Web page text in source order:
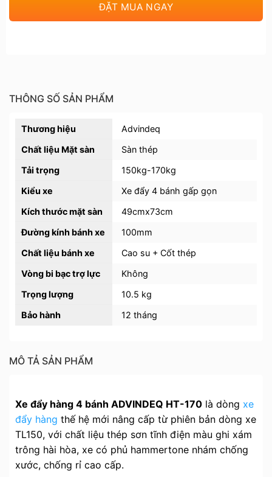
ĐẶT MUA NGAY
THÔNG SỐ SẢN PHẨM
Thương hiệu
Advindeq
Chất liệu Mặt sàn
Sàn thép
Tải trọng
150kg-170kg
Kiểu xe
Xe đẩy 4 bánh gấp gọn
Kích thước mặt sàn
49cmx73cm
Đường kính bánh xe
100mm
Chất liệu bánh xe
Cao su + Cốt thép
Vòng bi bạc trợ lực
Không
Trọng lượng
10.5 kg
Bảo hành
12 tháng
MÔ TẢ SẢN PHẨM
Xe đẩy hàng 4 bánh ADVINDEQ HT-170 là dòng xe
đẩy hàng thế hệ mới nâng cấp từ phiên bản dòng xe
TL150, với chất liệu thép sơn tĩnh điện màu ghi xám
trông hài hòa, xe có phủ hammertone nhám chống
xước, chống rỉ cao cấp.